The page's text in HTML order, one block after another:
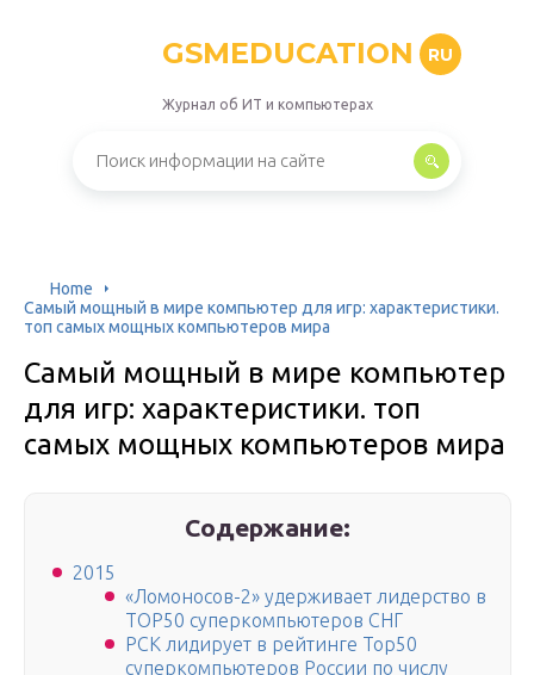
GSMEDUCATION RU
Журнал об ИТ и компьютерах
Home
Самый мощный в мире компьютер для игр: характеристики.
топ самых мощных компьютеров мира
Самый мощный в мире компьютер
для игр: характеристики. топ
самых мощных компьютеров мира
Содержание:
2015
«Ломоносов-2» удерживает лидерство в
TOP50 суперкомпьютеров СНГ
РСК лидирует в рейтинге Тор50
суперкомпьютеров России по числу